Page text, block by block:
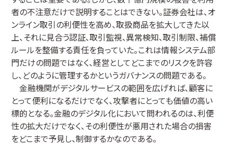
者の不注意だけで説明することはできない。証券会社は、オ
ンライン取引の利便性を高め、取扱商品を拡大してきた以
上、それに見合う認証、取引監視、異常検知、取引制限、補償
ルールを整備する責任を負っていた。これは情報システム部
門だけの問題ではなく、経営としてどこまでのリスクを許容
し、どのように管理するかというガバナンスの問題である。
金融機関がデジタルサービスの範囲を広げれば、顧客に
とって便利になるだけでなく、攻撃者にとっても価値の高い
標的となる。金融のデジタル化において問われるのは、利便
性の拡大だけでなく、その利便性が悪用された場合の損害
をどこまで予見し、制御するかなのである。